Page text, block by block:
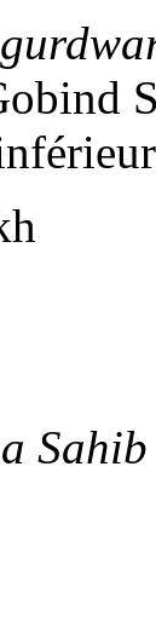
Sahib